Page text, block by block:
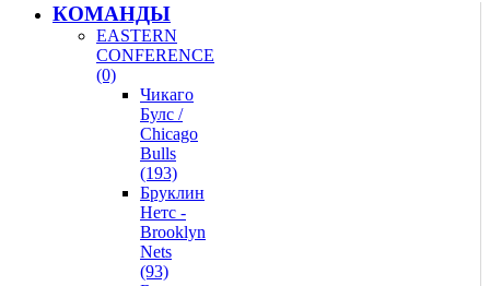
КОМАНДЫ
EASTERN
CONFERENCE
(0)
Чикаго
Булс /
Chicago
Bulls
(193)
Бруклин
Нетс -
Brooklyn
Nets
(93)